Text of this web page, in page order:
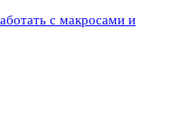
с макросами и